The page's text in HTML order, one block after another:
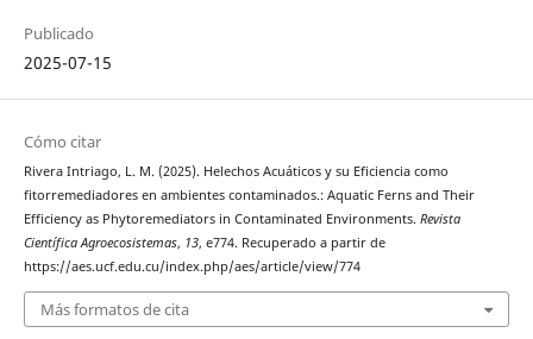
Publicado
2025-07-15
Cómo citar
Rivera Intriago, L. M. (2025). Helechos Acuáticos y su Eficiencia como
fitorremediadores en ambientes contaminados.: Aquatic Ferns and Their
Efficiency as Phytoremediators in Contaminated Environments. Revista
Científica Agroecosistemas, 13, e774. Recuperado a partir de
https://aes.ucf.edu.cu/index.php/aes/article/view/774
Más formatos de cita